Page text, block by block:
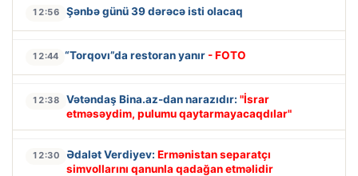
12:56 Şənbə günü 39 dərəcə isti olacaq
12:44 “Torqovı”da restoran yanır - FOTO
12:38 Vətəndaş Bina.az-dan narazıdır: "İsrar
etməsəydim, pulumu qaytarmayacaqdılar"
12:30 Ədalət Verdiyev: Ermənistan separatçı
simvollarını qanunla qadağan etməlidir